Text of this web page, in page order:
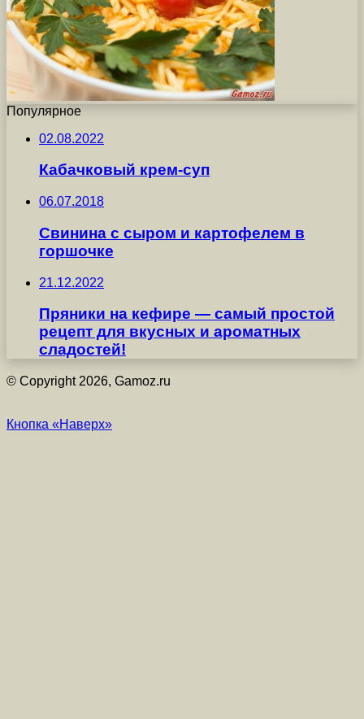
Популярное
02.08.2022
Кабачковый крем-суп
06.07.2018
Свинина с сыром и картофелем в
горшочке
21.12.2022
Пряники на кефире — самый простой
рецепт для вкусных и ароматных
сладостей!
© Copyright 2026, Gamoz.ru
Кнопка «Наверх»